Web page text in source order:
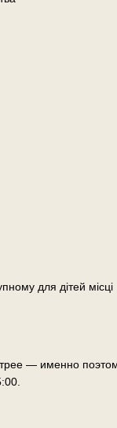
для дітей місці
— именно